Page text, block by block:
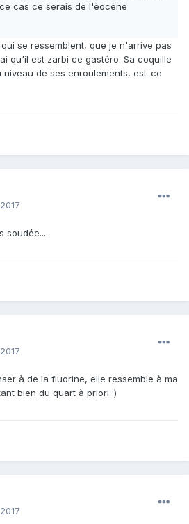
cas ce serais de l'éocène
se ressemblent, que je n'arrive pas
qu'il est zarbi ce gastéro. Sa coquille
niveau de ses enroulements, est-ce
soudée...
à de la fluorine, elle ressemble à ma
bien du quart à priori :)